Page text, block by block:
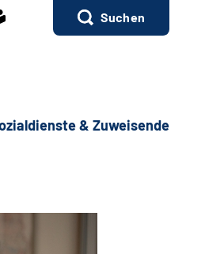
Suchen
& Zuweisende